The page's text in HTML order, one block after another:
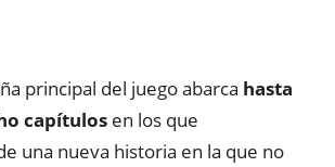
principal del juego abarca hasta
capítulos en los que
una nueva historia en la que no